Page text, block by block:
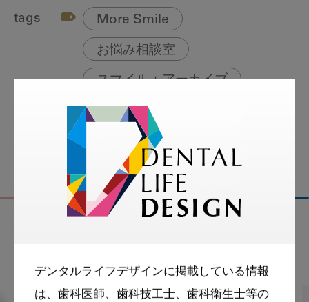
デンタルライフデザインに掲載している情報
は、歯科医師、歯科技工士、歯科衛生士等の
tags More Smile
お悩み相談室
スマイル＋アーカイブ
動画